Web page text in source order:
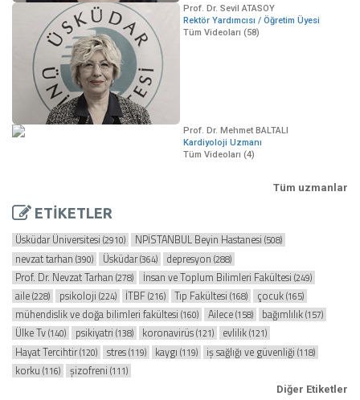
Prof. Dr. Sevil ATASOY
Rektör Yardımcısı / Öğretim Üyesi
Tüm Videoları (58)
Prof. Dr. Mehmet BALTALI
Kardiyoloji Uzmanı
Tüm Videoları (4)
Tüm uzmanlar
ETİKETLER
Üsküdar Üniversitesi(2910) NPİSTANBUL Beyin Hastanesi (508)
nevzat tarhan(390) Üsküdar(364) depresyon (288)
Prof. Dr. Nevzat Tarhan(278) İnsan ve Toplum Bilimleri Fakültesi (249)
aile(228) psikoloji (224) İTBF(216) Tıp Fakültesi(168) çocuk(165)
mühendislik ve doğa bilimleri fakültesi(160) Ailece(158) bağımlılık(157)
Ülke Tv(140) psikiyatri (138) koronavirüs(121) evlilik(121)
Hayat Tercihtir(120) stres(119) kaygı (119) iş sağlığı ve güvenliği(118)
korku(116) şizofreni (111)
Diğer Etiketler